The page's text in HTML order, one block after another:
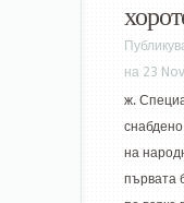
на 23
ж.
на
първата